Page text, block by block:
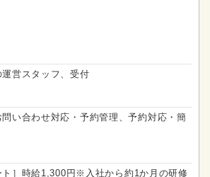
営スタッフ、受付
問い合わせ対応・予約管理、予約対応・簡
ト］時給1,300円※入社から約1か月の研修